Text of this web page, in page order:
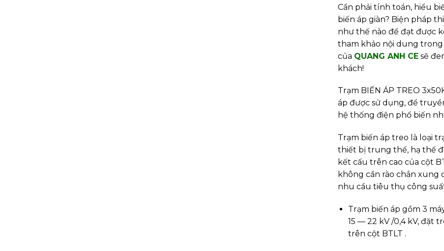
Cần phải tính toán, hiểu
biến áp giàn? Biện pháp
như thế nào để đạt được
tham khảo nội dung trong
của QUANG ANH CE sẽ
khách!
Trạm BIẾN ÁP TREO
áp được sử dụng, để
hệ thống điện phổ biến
Trạm biến áp treo là loại
thiết bị trung thế, hạ thế
kết cấu trên cao của cột
không cần rào chắn xung
nhu cầu tiêu thụ công
Trạm biến áp gồm 3
15 — 22 kV /0,4 kV, đặt
trên cột BTLT .